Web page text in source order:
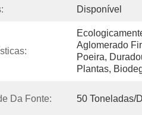
Disponível
Aglomerado
Poeira,
Plantas,
Da Fonte: 50 Toneladas/